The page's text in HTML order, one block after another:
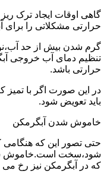
گاهی اوقات ایجاد ترک
حرارتی مشکلاتی را برای
گرم شدن بیش از حد
تنظیم دمای آب خروجی
حرارتی باشد.
در این صورت اگر با
باید تعویض شود.
خاموش شدن آبگرمکن
حتی تصور این که
شود،سخت است.خاموش
که در آبگرمکن نیز رخ می